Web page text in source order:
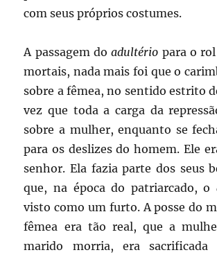
com seus próprios costumes.
A passagem doadultério para o
mortais, nada mais foi que o
sobre a fêmea, no sentido estrito
vez que toda a carga da
sobre a mulher, enquanto se
para os deslizes do homem. Ele
senhor. Ela fazia parte dos seus
que, na época do patriarcado, o
visto como um furto. A posse do
fêmea era tão real, que a
marido morria, era sacrificada